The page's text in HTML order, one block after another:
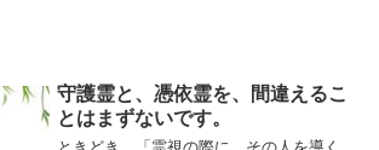
守護霊と、憑依霊を、間違えるこ
とはまずないです。